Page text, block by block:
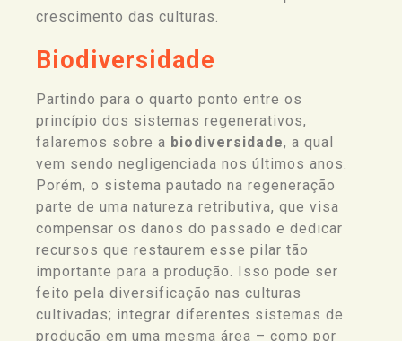
crescimento das culturas.
Biodiversidade
Partindo para o quarto ponto entre os
princípio dos sistemas regenerativos,
falaremos sobre a biodiversidade, a qual
vem sendo negligenciada nos últimos anos.
Porém, o sistema pautado na regeneração
parte de uma natureza retributiva, que visa
compensar os danos do passado e dedicar
recursos que restaurem esse pilar tão
importante para a produção. Isso pode ser
feito pela diversificação nas culturas
cultivadas; integrar diferentes sistemas de
produção em uma mesma área – como por